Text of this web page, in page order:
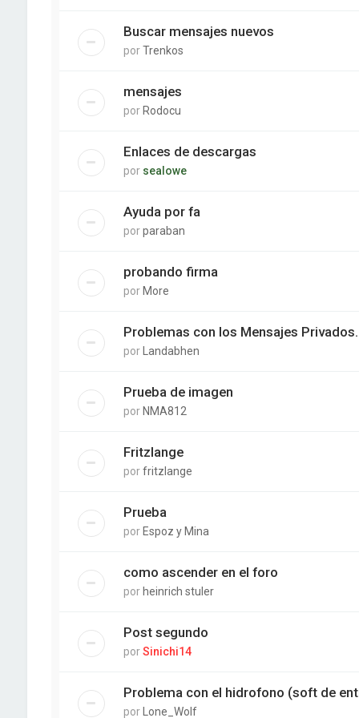
Buscar mensajes nuevos
porTrenkos
mensajes
por Rodocu
Enlaces de descargas
por sealowe
Ayuda por fa
porparaban
probando firma
por More
Problemas con los Mensajes Privados.
por Landabhen
Prueba de imagen
por NMA812
Fritzlange
porfritzlange
Prueba
por Espoz y Mina
como ascender en el foro
por heinrich stuler
Post segundo
porSinichi14
Problema con el hidrofono (soft de
por Lone_Wolf